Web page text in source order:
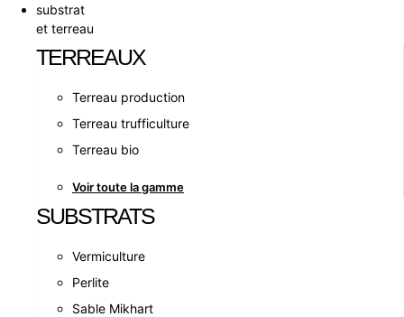
substrat
et terreau
TERREAUX
Terreau production
Terreau trufficulture
Terreau bio
Voir toute la gamme
SUBSTRATS
Vermiculture
Perlite
Sable Mikhart